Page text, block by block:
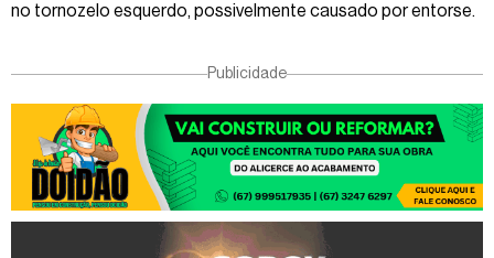
no tornozelo esquerdo, possivelmente causado por entorse.
Publicidade